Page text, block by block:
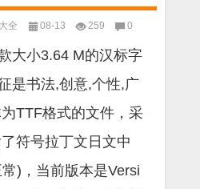
全 08-13 259 0
大小3.64 M的汉标字
是书法,创意,个性,广
TTF格式的文件，采
符号拉丁文日文中
)，当前版本是Versi